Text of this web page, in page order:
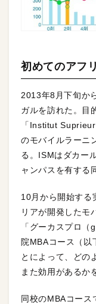
初めてのアフ
2013年8月下旬か
ガルを訪れた。目
「Institut
のモバイルラーニ
る。ISMはダカー
ャンパスを有する
10月から開始する
リアが開発したモ
「グーカスプロ
院MBAコース（以
とによって、どの
また効用があるか
同校のMBAコース